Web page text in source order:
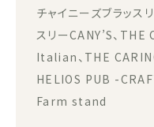
チャイニーズブラッス
スリーCANY’S、
Italian、THE
HELIOS PUB -
Farm stand